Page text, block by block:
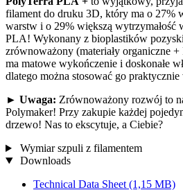
filament do druku 3D, który ma o 27%
warstw i o 29% większą wytrzymałość
PLA! Wykonany z bioplastików
zrównoważony (materiały organiczne
ma matowe wykończenie i doskonałe
dlatego można stosować go praktycznie
► Uwaga: Zrównoważony rozwój to
Polymaker! Przy zakupie każdej
drzewo! Nas to ekscytuje, a Ciebie?
Wymiar szpuli z filamentem
Downloads
Technical Data Sheet (1,15 MB)